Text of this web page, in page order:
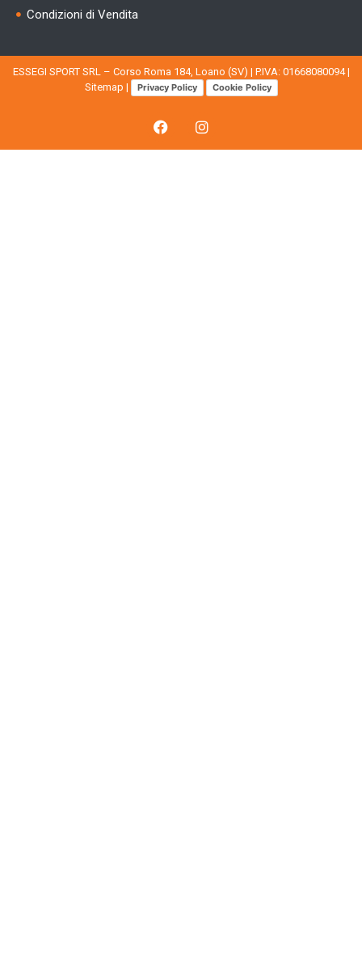
Condizioni di Vendita
ESSEGI SPORT SRL – Corso Roma 184, Loano (SV) | P.IVA: 01668080094 |
Sitemap | Privacy Policy Cookie Policy